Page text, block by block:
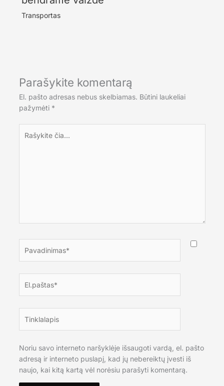
Transportas
Parašykite komentarą
El. pašto adresas nebus skelbiamas. Būtini laukeliai
pažymėti *
čia...
Noriu savo interneto naršyklėje išsaugoti vardą, el. pašto
adresą ir interneto puslapį, kad jų nebereiktų įvesti iš
naujo, kai kitą kartą vėl norėsiu parašyti komentarą.